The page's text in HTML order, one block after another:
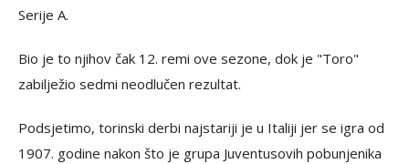
Serije A.
Bio je to njihov čak 12. remi ove sezone, dok je "Toro"
zabilježio sedmi neodlučen rezultat.
Podsjetimo, torinski derbi najstariji je u Italiji jer se igra od
1907. godine nakon što je grupa Juventusovih pobunjenika